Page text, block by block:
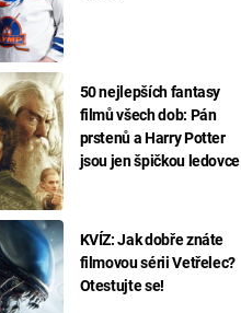
50 nejlepších fantasy
filmů všech dob: Pán
prstenů a Harry Potter
jsou jen špičkou ledovce
KVÍZ: Jak dobře znáte
filmovou sérii Vetřelec?
Otestujte se!